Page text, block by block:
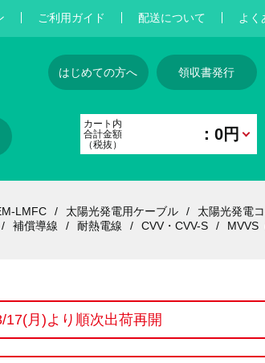
ご利用ガイド 配送について よく
はじめての方へ 領収書発行
カート内
合計金額
（税抜）
：0円
LMFC 太陽光発電用ケーブル
太陽光発電
補償導線 耐熱電線 CVV・CVV-S MVVS
月)より順次出荷再開